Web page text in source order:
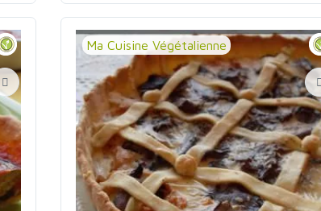
Ma Cuisine Végétalienne